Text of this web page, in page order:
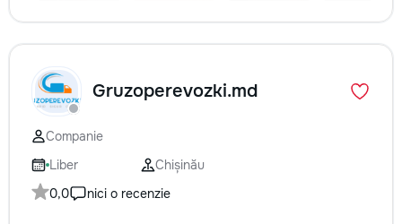
Gruzoperevozki.md
Companie
Liber
Chișinău
0,0
nici o recenzie